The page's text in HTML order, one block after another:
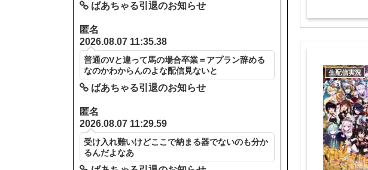
生配信実況
ばあちゃる引退のお知らせ
匿名
2026.08.07 11:35.38
普通のVと違って馬の場合卒業＝アプラン辞める
なのかわからんのよな配信見ないと
ばあちゃる引退のお知らせ
匿名
2026.08.07 11:29.59
受け入れ難いけどここで納まる器でないのも分か
るんだよなあ